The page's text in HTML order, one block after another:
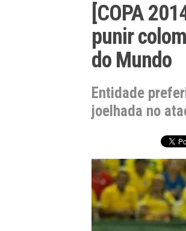
[COPA
punir
do Mundo
Entidade
joelhada no